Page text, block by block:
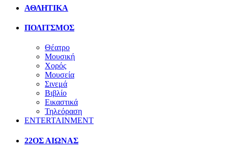
ΑΘΛΗΤΙΚΑ
ΠΟΛΙΤΣΜΟΣ
Θέατρο
Μουσική
Χορός
Μουσεία
Σινεμά
Βιβλίο
Εικαστικά
Τηλεόραση
ENTERTAINMENT
22ΟΣ ΑΙΩΝΑΣ